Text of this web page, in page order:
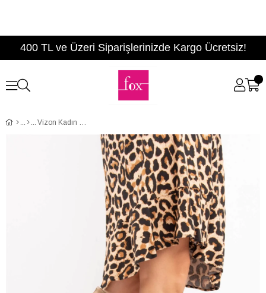
400 TL ve Üzeri Siparişlerinizde Kargo Ücretsiz!
Vizon Kadın Çizme C674250102